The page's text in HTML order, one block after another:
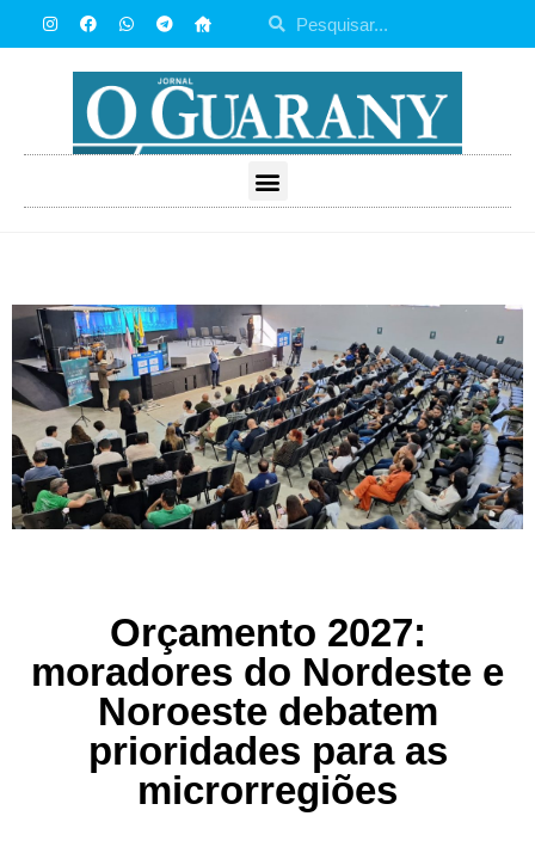
Orçamento 2027:
moradores do Nordeste e
Noroeste debatem
prioridades para as
microrregiões